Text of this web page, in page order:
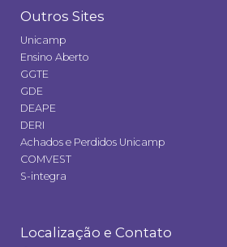
Outros Sites
Unicamp
Ensino Aberto
GGTE
GDE
DEAPE
DERI
Achados e Perdidos Unicamp
COMVEST
S-integra
Localização e Contato